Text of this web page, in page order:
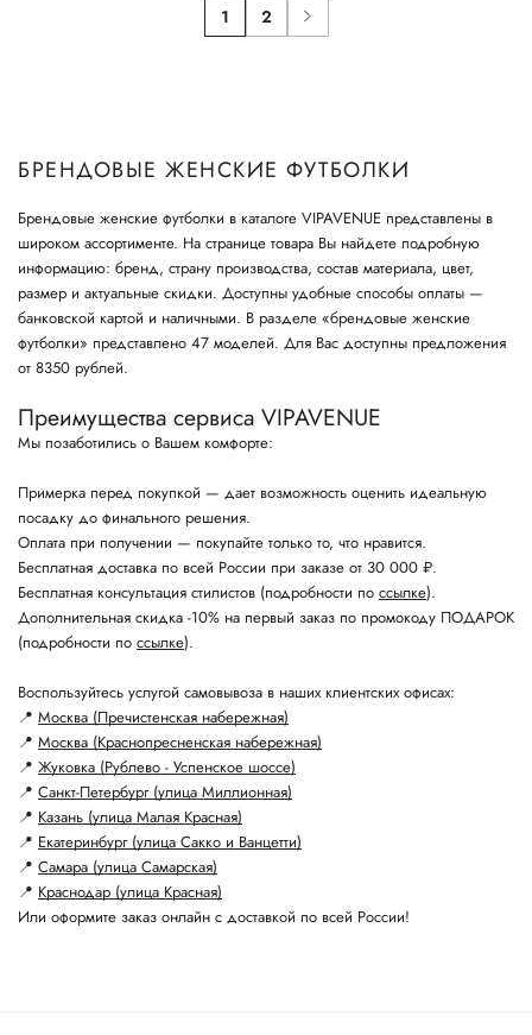
1 2
БРЕНДОВЫЕ ЖЕНСКИЕ ФУТБОЛКИ
Брендовые женские футболки в каталоге VIPAVENUE представлены в
широком ассортименте. На странице товара Вы найдете подробную
информацию: бренд, страну производства, состав материала, цвет,
размер и актуальные скидки. Доступны удобные способы оплаты —
банковской картой и наличными. В разделе «брендовые женские
футболки» представлено 47 моделей. Для Вас доступны предложения
от 8350 рублей.
Преимущества сервиса VIPAVENUE
Мы позаботились о Вашем комфорте:
Примерка перед покупкой — дает возможность оценить идеальную
посадку до финального решения.
Оплата при получении — покупайте только то, что нравится.
Бесплатная доставка по всей России при заказе от 30 000 ₽.
Бесплатная консультация стилистов (подробности по ссылке).
Дополнительная скидка -10% на первый заказ по промокоду ПОДАРОК
(подробности по ссылке).
Воспользуйтесь услугой самовывоза в наших клиентских офисах:
📍 Москва (Пречистенская набережная)
📍 Москва (Краснопресненская набережная)
📍 Жуковка (Рублево - Успенское шоссе)
📍 Санкт-Петербург (улица Миллионная)
📍 Казань (улица Малая Красная)
📍 Екатеринбург (улица Сакко и Ванцетти)
📍 Самара (улица Самарская)
📍 Краснодар (улица Красная)
Или оформите заказ онлайн с доставкой по всей России!